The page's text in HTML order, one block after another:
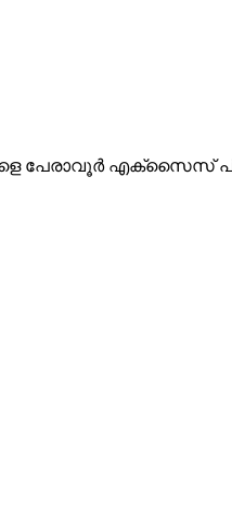
പേരാവൂർ എക്സൈസ്